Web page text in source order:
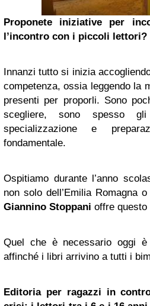
Proponete iniziative per
l’incontro con i piccoli lettori?
Innanzi tutto si inizia
competenza, ossia leggendo la
presenti per proporli. Sono
scegliere, sono spesso
specializzazione e
fondamentale.
Ospitiamo durante l’anno
non solo dell’Emilia Romagna
Giannino Stoppani offre
Quel che è necessario oggi
affinché i libri arrivino a tutti i
Editoria per ragazzi in